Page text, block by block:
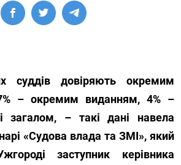
суддів довіряють окремим
– окремим виданням, 4% –
загалом, – такі дані навела
«Судова влада та ЗМІ», який
заступник керівника